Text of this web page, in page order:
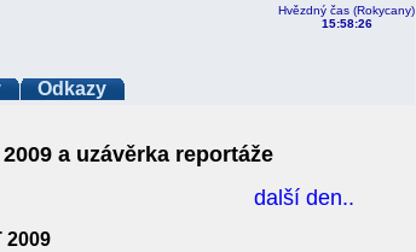
Hvězdný čas (Rokycany)
15:58:27
Odkazy
a uzávěrka reportáže
další den..
2009